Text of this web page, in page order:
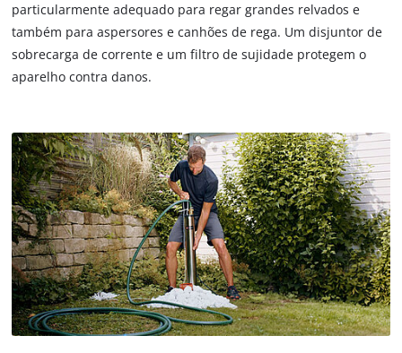
particularmente adequado para regar grandes relvados e
também para aspersores e canhões de rega. Um disjuntor de
sobrecarga de corrente e um filtro de sujidade protegem o
aparelho contra danos.